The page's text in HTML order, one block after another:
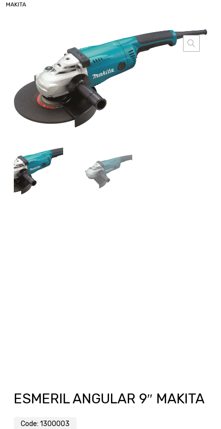
MAKITA
ESMERIL ANGULAR 9″ MAKITA
Code: 1300003